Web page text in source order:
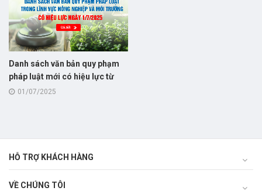
Danh sách văn bản quy phạm
pháp luật mới có hiệu lực từ
1/7/2025 trong lĩnh vực nông
01/07/2025
HỖ TRỢ KHÁCH HÀNG
VỀ CHÚNG TÔI